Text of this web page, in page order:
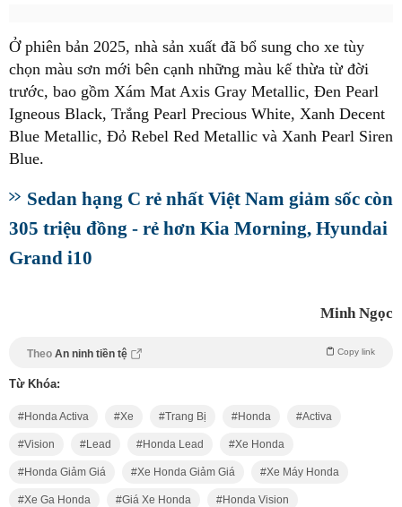
Ở phiên bản 2025, nhà sản xuất đã bổ sung cho xe tùy
chọn màu sơn mới bên cạnh những màu kế thừa từ đời
trước, bao gồm Xám Mat Axis Gray Metallic, Đen Pearl
Igneous Black, Trắng Pearl Precious White, Xanh Decent
Blue Metallic, Đỏ Rebel Red Metallic và Xanh Pearl Siren
Blue.
Sedan hạng C rẻ nhất Việt Nam giảm sốc còn
305 triệu đồng - rẻ hơn Kia Morning, Hyundai
Grand i10
Minh Ngọc
Theo An ninh tiền tệ Copy link
Từ Khóa:
Honda Activa Xe Trang Bị Honda Activa
Vision Lead Honda Lead Xe Honda
Honda Giảm Giá Xe Honda Giảm Giá Xe Máy Honda
Xe Ga Honda Giá Xe Honda Honda Vision